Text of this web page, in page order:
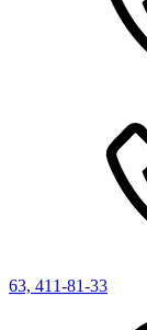
63, 411-81-33